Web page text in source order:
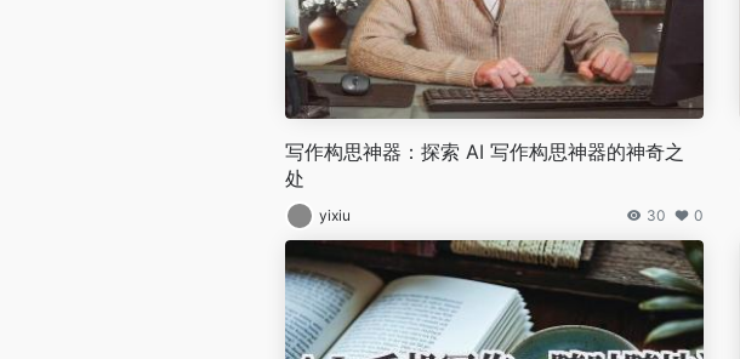
写作构思神器：探索 AI 写作构思神器的神奇之
处
yixiu 30 0